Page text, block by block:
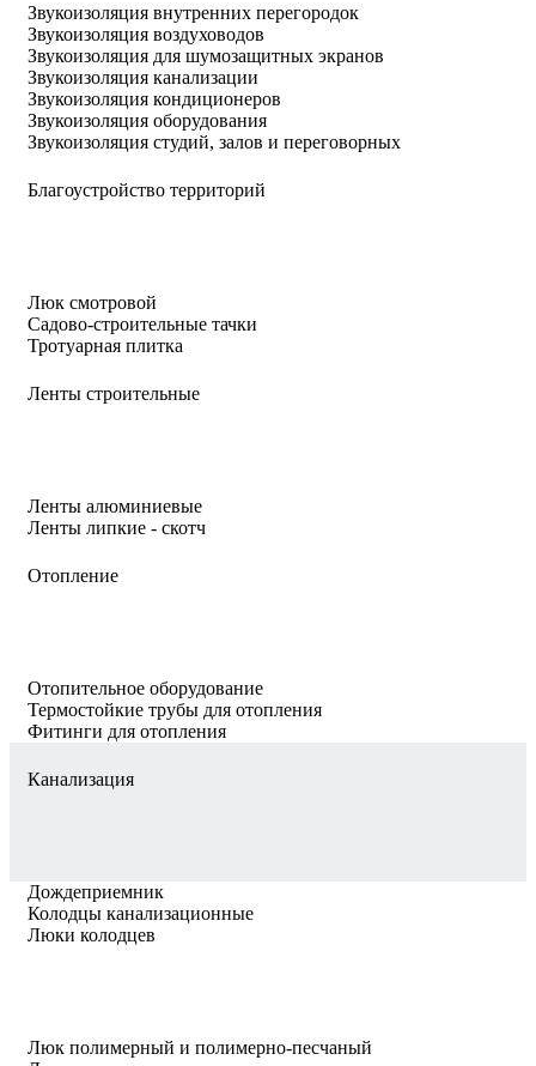
Звукоизоляция внутренних перегородок
Звукоизоляция воздуховодов
Звукоизоляция для шумозащитных экранов
Звукоизоляция канализации
Звукоизоляция кондиционеров
Звукоизоляция оборудования
Звукоизоляция студий, залов и переговорных
Благоустройство территорий
Люк смотровой
Садово-строительные тачки
Тротуарная плитка
Ленты строительные
Ленты алюминиевые
Ленты липкие - скотч
Отопление
Отопительное оборудование
Термостойкие трубы для отопления
Фитинги для отопления
Канализация
Дождеприемник
Колодцы канализационные
Люки колодцев
Люк полимерный и полимерно-песчаный